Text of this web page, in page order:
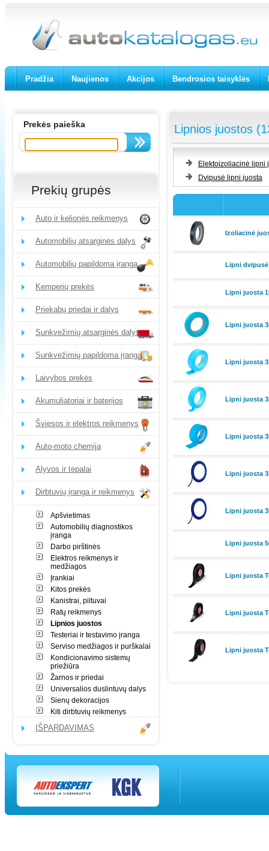
Pradžia Naujienos Akcijos Bendrosios taisyklės
Prekės paieška
Prekių grupės
Auto ir kelionės reikmenys
Automobilių atsarginės dalys
Automobilių papildoma įranga
Kemperių prekės
Priekabų priedai ir dalys
Sunkvežimių atsarginės dalys
Sunkvežimių papildoma įranga
Laivybos prekės
Akumuliatoriai ir baterijos
Šviesos ir elektros reikmenys
Auto-moto chemija
Alyvos ir tepalai
Dirbtuvių įranga ir reikmenys
Apšvietimas
Automobilių diagnostikos
įranga
Darbo pirštinės
Elektros reikmenys ir
medžiagos
Įrankiai
Kitos prekės
Kanistrai, piltuvai
Ratų reikmenys
Lipnios juostos
Testeriai ir testavimo įranga
Serviso medžiagos ir purškalai
Kondicionavimo sistemų
priežiūra
Žarnos ir priedai
Universalios duslintuvų dalys
Sienų dekoracijos
Kiti dirbtuvių reikmenys
IŠPARDAVIMAS
Lipnios juostos
Elektoizoliacinė lipni
Dvipusė lipni juosta
Izoliacinė
Lipni dvipusė
Lipni juosta
Lipni juosta
Lipni juosta
Lipni juosta
Lipni juosta
Lipni juosta
Lipni juosta
Lipni juosta
Lipni juosta
Lipni juosta
Lipni juosta